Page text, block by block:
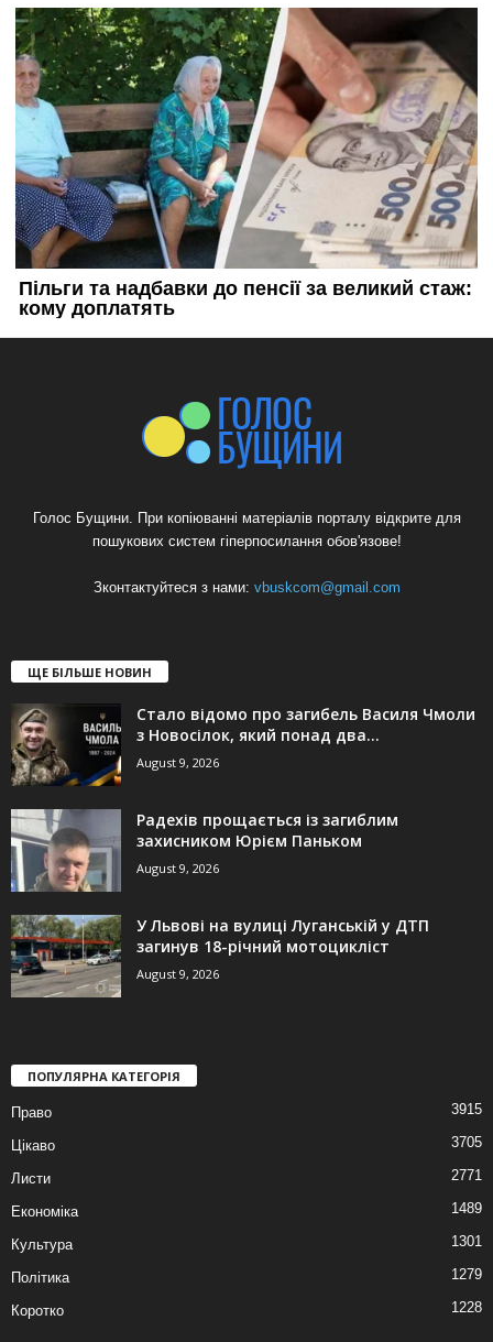
Голос Бущини. При копіюванні матеріалів порталу відкрите для
пошукових систем гіперпосилання обов'язове!
Зконтактуйтеся з нами: vbuskcom@gmail.com
ЩЕ БІЛЬШЕ НОВИН
Стало відомо про загибель Василя Чмоли
з Новосілок, який понад два...
August 9, 2026
Радехів прощається із загиблим
захисником Юрієм Паньком
August 9, 2026
У Львові на вулиці Луганській у ДТП
загинув 18-річний мотоцикліст
August 9, 2026
ПОПУЛЯРНА КАТЕГОРІЯ
Право 3915
Цікаво 3705
Листи 2771
Економіка 1489
Культура 1301
Політика 1279
Коротко 1228